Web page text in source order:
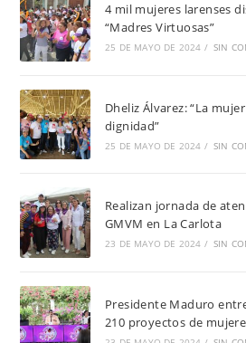
4 mil mujeres larenses
“Madres Virtuosas”
25 DE MAYO DE 2024 / SIN
Dheliz Álvarez: “La
dignidad”
25 DE MAYO DE 2024 / SIN
Realizan jornada de
GMVM en La Carlota
23 DE MAYO DE 2024 / SIN
Presidente Maduro
210 proyectos de